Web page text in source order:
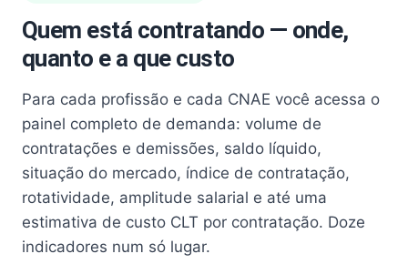
Quem está contratando — onde,
quanto e a que custo
Para cada profissão e cada CNAE você acessa o
painel completo de demanda: volume de
contratações e demissões, saldo líquido,
situação do mercado, índice de contratação,
rotatividade, amplitude salarial e até uma
estimativa de custo CLT por contratação. Doze
indicadores num só lugar.